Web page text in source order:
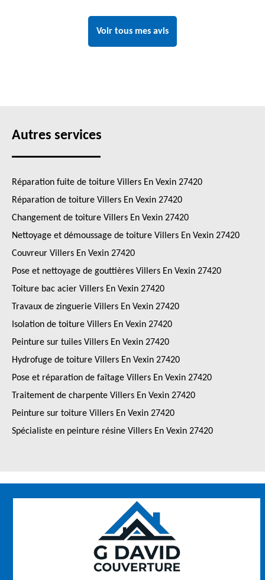
Voir tous mes avis
Autres services
Réparation fuite de toiture Villers En Vexin 27420
Réparation de toiture Villers En Vexin 27420
Changement de toiture Villers En Vexin 27420
Nettoyage et démoussage de toiture Villers En Vexin 27420
Couvreur Villers En Vexin 27420
Pose et nettoyage de gouttières Villers En Vexin 27420
Toiture bac acier Villers En Vexin 27420
Travaux de zinguerie Villers En Vexin 27420
Isolation de toiture Villers En Vexin 27420
Peinture sur tuiles Villers En Vexin 27420
Hydrofuge de toiture Villers En Vexin 27420
Pose et réparation de faîtage Villers En Vexin 27420
Traitement de charpente Villers En Vexin 27420
Peinture sur toiture Villers En Vexin 27420
Spécialiste en peinture résine Villers En Vexin 27420